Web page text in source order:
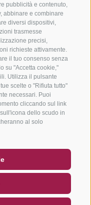
pubblicità e contenuto,
abbinare e combinare
diversi dispositivi,
trasmesse
precisi,
richieste attivamente.
il tuo consenso senza
su "Accetta cookie,"
Utilizza il pulsante
scelte o "Rifiuta tutto"
necessari. Puoi
cliccando sul link
dello scudo in
al solo
METEO